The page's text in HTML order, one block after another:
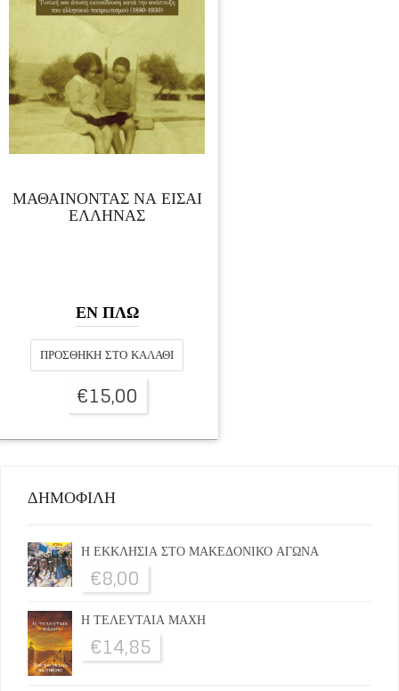
ΜΑΘΑΙΝΟΝΤΑΣ ΝΑ ΕΙΣΑΙ
ΕΛΛΗΝΑΣ
ΕΝ ΠΛΩ
ΠΡΟΣΘΉΚΗ ΣΤΟ ΚΑΛΆΘΙ
€15,00
ΔΗΜΟΦΙΛΗ
Η ΕΚΚΛΗΣΙΑ ΣΤΟ ΜΑΚΕΔΟΝΙΚΟ ΑΓΩΝΑ
€8,00
Η ΤΕΛΕΥΤΑΙΑ ΜΑΧΗ
€14,85